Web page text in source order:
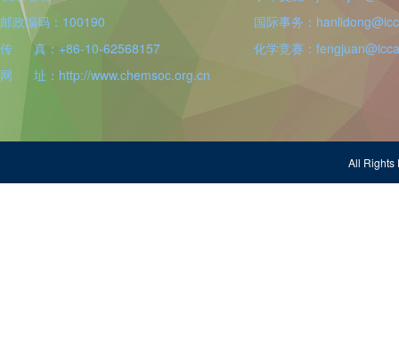
邮政编码：100190
传 真：+86-10-62568157
网 址：http://www.chemsoc.org.cn
国际事务：
化学竞赛：
All Rights